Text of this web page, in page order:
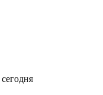
сегодня